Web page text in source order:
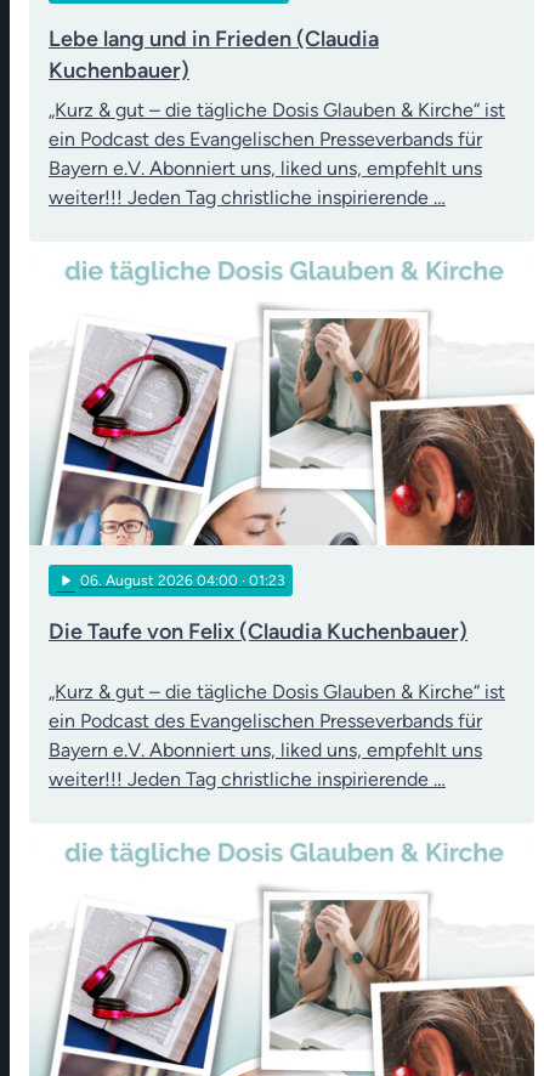
Lebe lang und in Frieden (Claudia
Kuchenbauer)
„Kurz & gut – die tägliche Dosis Glauben & Kirche“ ist
ein Podcast des Evangelischen Presseverbands für
Bayern e.V. Abonniert uns, liked uns, empfehlt uns
weiter!!! Jeden Tag christliche inspirierende …
play_arrow 06. August 2026 04:00 · 01:23
Die Taufe von Felix (Claudia Kuchenbauer)
„Kurz & gut – die tägliche Dosis Glauben & Kirche“ ist
ein Podcast des Evangelischen Presseverbands für
Bayern e.V. Abonniert uns, liked uns, empfehlt uns
weiter!!! Jeden Tag christliche inspirierende …